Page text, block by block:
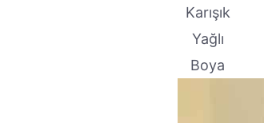
Karışık
Yağlı
Boya